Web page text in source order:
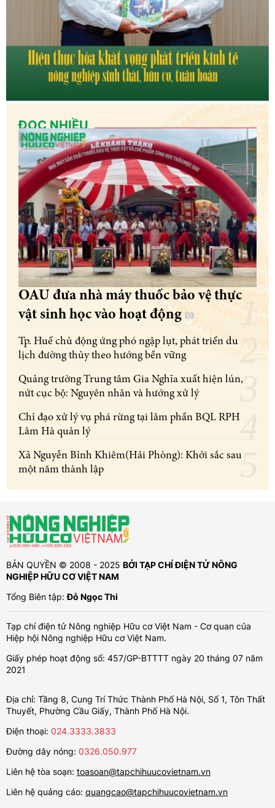
ĐỌC NHIỀU
OAU đưa nhà máy thuốc bảo vệ thực
vật sinh học vào hoạt động
Tp. Huế chủ động ứng phó ngập lụt, phát triển du
lịch đường thủy theo hướng bền vững
Quảng trường Trung tâm Gia Nghĩa xuất hiện lún,
nứt cục bộ: Nguyên nhân và hướng xử lý
Chỉ đạo xử lý vụ phá rừng tại lâm phần BQL RPH
Lâm Hà quản lý
Xã Nguyễn Bỉnh Khiêm(Hải Phòng): Khởi sắc sau
một năm thành lập
BẢN QUYỀN © 2008 - 2025 BỞI TẠP CHÍ ĐIỆN TỬ NÔNG
NGHIỆP HỮU CƠ VIỆT NAM
Tổng Biên tập:Đỗ Ngọc Thi
Tạp chí điện tử Nông nghiệp Hữu cơ Việt Nam - Cơ quan của
Hiệp hội Nông nghiệp Hữu cơ Việt Nam.
Giấy phép hoạt động số: 457/GP-BTTTT ngày 20 tháng 07 năm
2021
Địa chỉ: Tầng 8, Cung Trí Thức Thành Phố Hà Nội, Số 1, Tôn Thất
Thuyết, Phường Cầu Giấy, Thành Phố Hà Nội.
Điện thoại: 024.3333.3833
Đường dây nóng: 0326.050.977
Liên hệ tòa soạn: toasoan@tapchihuucovietnam.vn
Liên hệ quảng cáo: quangcao@tapchihuucovietnam.vn